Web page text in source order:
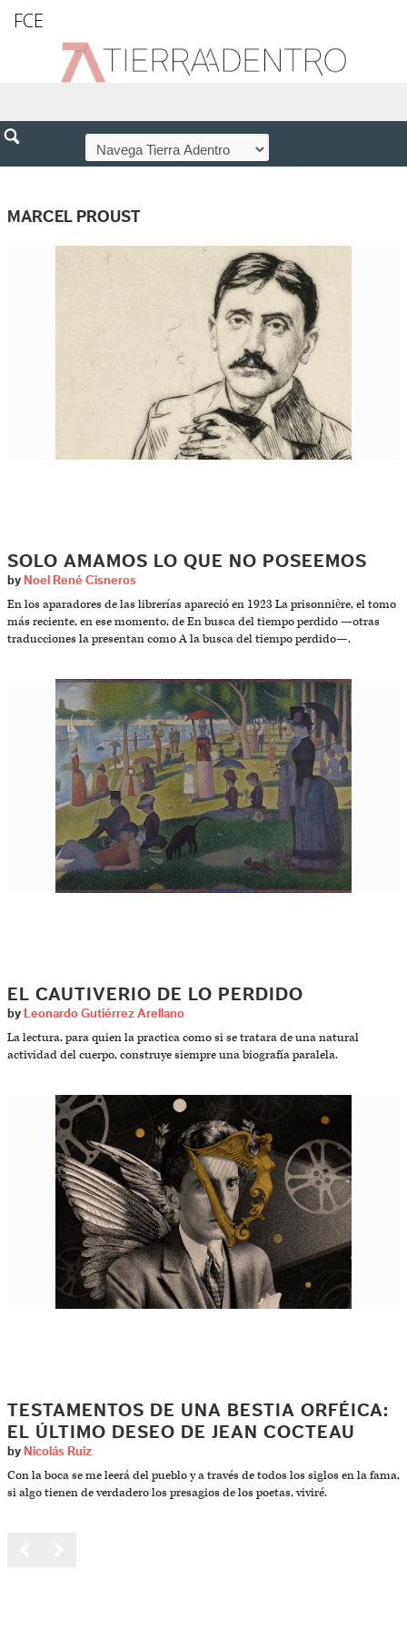
FCE
MARCEL PROUST
SOLO AMAMOS LO QUE NO POSEEMOS
by Noel René Cisneros
En los aparadores de las librerías apareció en 1923 La prisonnière, el tomo
más reciente, en ese momento, de En busca del tiempo perdido —otras
traducciones la presentan como A la busca del tiempo perdido—.
EL CAUTIVERIO DE LO PERDIDO
by Leonardo Gutiérrez Arellano
La lectura, para quien la practica como si se tratara de una natural
actividad del cuerpo, construye siempre una biografía paralela.
TESTAMENTOS DE UNA BESTIA ORFÉICA:
EL ÚLTIMO DESEO DE JEAN COCTEAU
by Nicolás Ruiz
Con la boca se me leerá del pueblo y a través de todos los siglos en la fama,
si algo tienen de verdadero los presagios de los poetas, viviré.